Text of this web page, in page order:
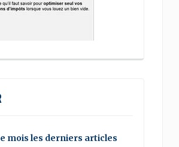
mois les derniers articles